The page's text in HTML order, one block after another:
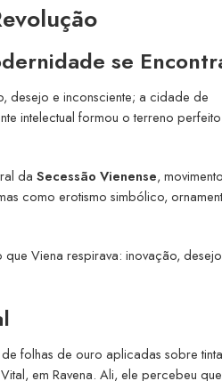
se
desejo e inconsciente; a cidade de
intelectual formou o terreno
da Secessão Vienense,
como erotismo simbólico,
Viena respirava: inovação,
folhas de ouro aplicadas sobre
em Ravena. Ali, ele percebeu